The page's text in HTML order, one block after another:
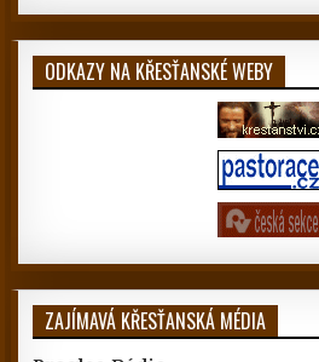
ODKAZY NA KŘESŤANSKÉ WEBY
ZAJÍMAVÁ KŘESŤANSKÁ MÉDIA